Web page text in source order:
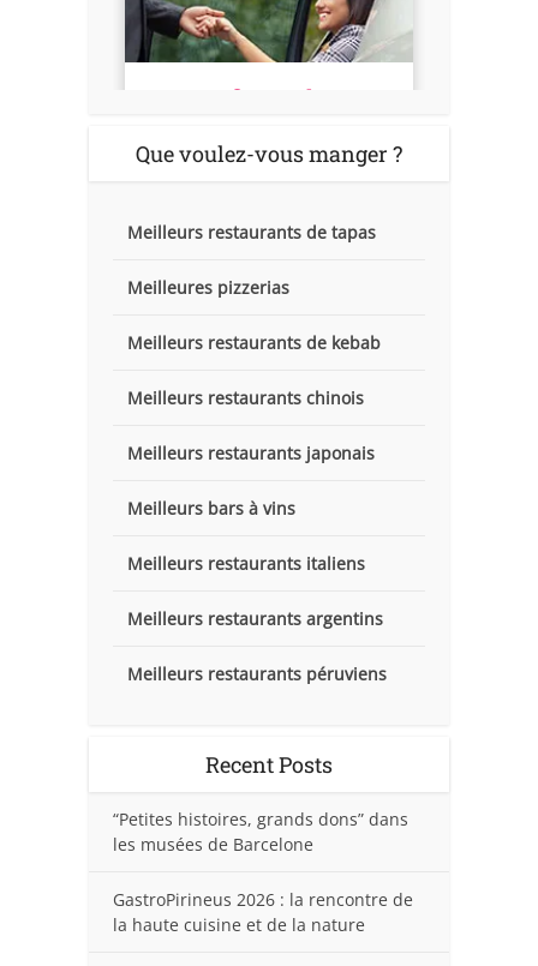
Que voulez-vous manger ?
Meilleurs restaurants de tapas
Meilleures pizzerias
Meilleurs restaurants de kebab
Meilleurs restaurants chinois
Meilleurs restaurants japonais
Meilleurs bars à vins
Meilleurs restaurants italiens
Meilleurs restaurants argentins
Meilleurs restaurants péruviens
Recent Posts
“Petites histoires, grands dons” dans
les musées de Barcelone
GastroPirineus 2026 : la rencontre de
la haute cuisine et de la nature